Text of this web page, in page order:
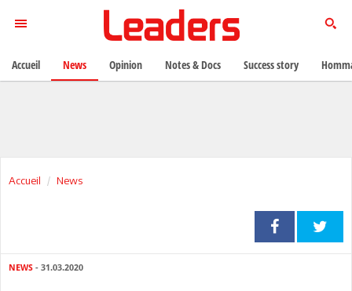
Accueil News
NEWS - 31.03.2020
Accueil News Opinion Notes & Docs Success story